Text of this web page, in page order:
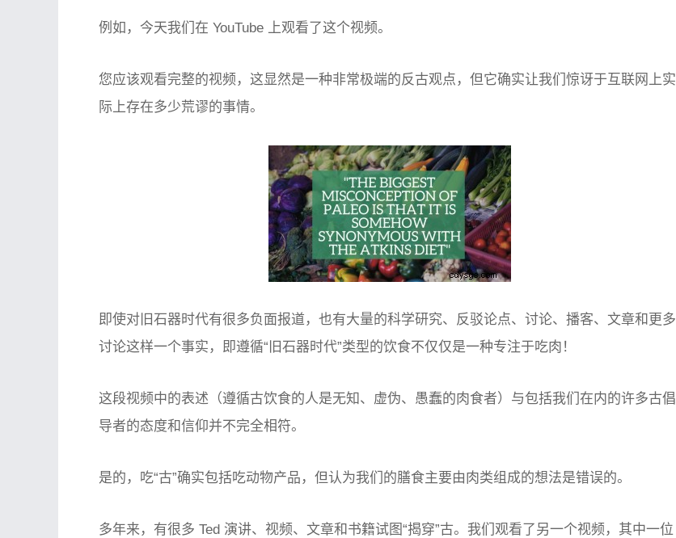
例如，今天我们在 YouTube 上观看了这个视频。
您应该观看完整的视频，这显然是一种非常极端的反古观点，但它确实让我们惊讶于互联网上实
际上存在多少荒谬的事情。
即使对旧石器时代有很多负面报道，也有大量的科学研究、反驳论点、讨论、播客、文章和更多
讨论这样一个事实，即遵循“旧石器时代”类型的饮食不仅仅是一种专注于吃肉！
这段视频中的表述（遵循古饮食的人是无知、虚伪、愚蠢的肉食者）与包括我们在内的许多古倡
导者的态度和信仰并不完全相符。
是的，吃“古”确实包括吃动物产品，但认为我们的膳食主要由肉类组成的想法是错误的。
多年来，有很多 Ted 演讲、视频、文章和书籍试图“揭穿”古。我们观看了另一个视频，其中一位